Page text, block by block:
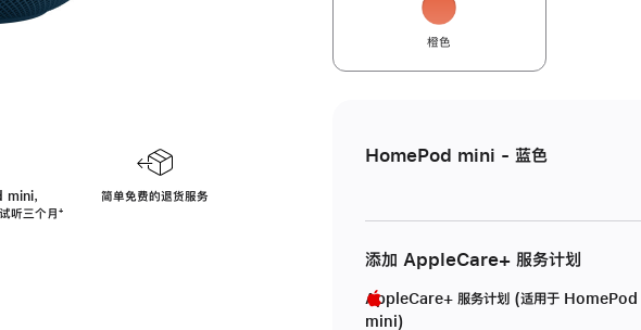
，
听三个月脚
⁺
简单免费的退货服务
橙色
HomePod mini - 蓝色
添加 AppleCare+ 服务计划
AppleCare+ 服务计划 (适用于 HomePod
mini)